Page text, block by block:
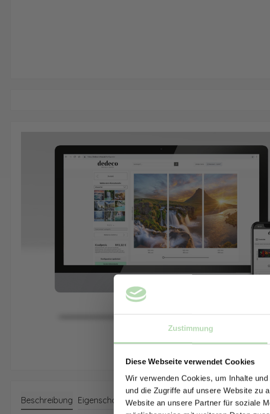
Zustimmung
Diese Webseite verwendet Cookies
Wir verwenden Cookies, um Inhalte
und die Zugriffe auf unsere Website zu
Website an unsere Partner für soziale
Beschreibung Eigenschaften